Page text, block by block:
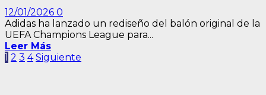
12/01/2026 0
Adidas ha lanzado un rediseño del balón original de la
UEFA Champions League para...
Leer Más
Paginación
1 2 3 4 Siguiente